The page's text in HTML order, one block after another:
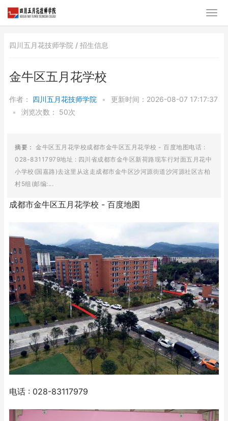
四川五月花技师学院 / 招生信息
金牛区五月花学校
作者： 四川五月花技师学院 •
更新时间：2026-08-07 17:17:37
•
浏览次数： 50次
摘要： 金牛区五月花学校成都市金牛区五月花学校 - 百度地图电话 :
028-83117979地址 : 四川省成都市金牛区新荷路现车行对面五月花中
小学校(国嘉路)去这里从这走成都市金牛区沙河源街道沙河源社区古柏
村5组(邮编:...
成都市金牛区五月花学校 - 百度地图
电话 : 028-83117979